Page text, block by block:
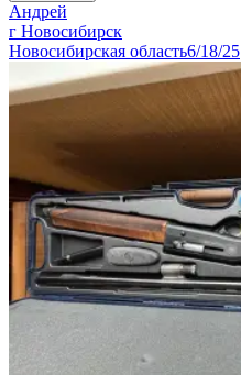
Андрей
г Новосибирск
Новосибирская область6/18/25